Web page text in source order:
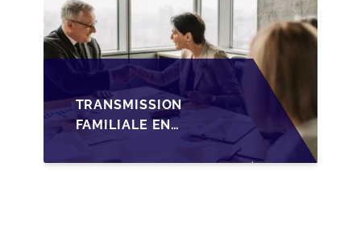
TRANSMISSION
FAMILIALE EN
WALLONIE :
NOUVELLES